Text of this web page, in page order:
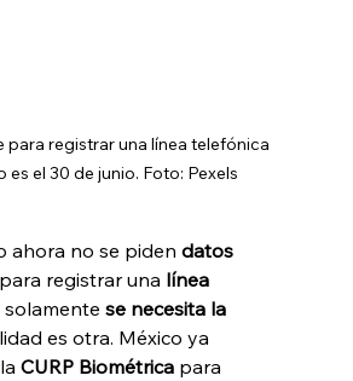
para registrar una línea telefónica
es el 30 de junio. Foto: Pexels
ahora no se piden datos
para registrar una línea
solamente se necesita la
es otra. México ya
CURP Biométrica para